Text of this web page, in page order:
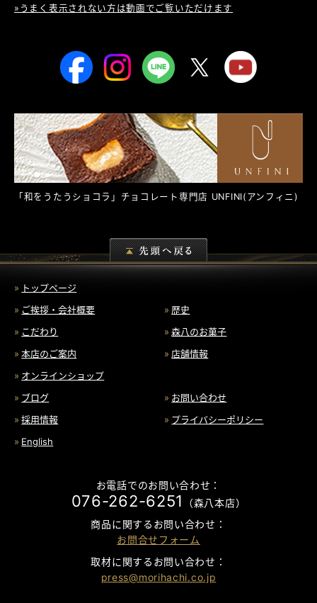
»うまく表示されない方は動画でご覧いただけます
「和をうたうショコラ」チョコレート専門店 UNFINI(アンフィニ)
トップページ
ご挨拶・会社概要
歴史
こだわり
森八のお菓子
本店のご案内
店舗情報
オンラインショップ
ブログ
お問い合わせ
採用情報
プライバシーポリシー
English
お電話でのお問い合わせ：
076-262-6251
（森八本店）
商品に関するお問い合わせ：
お問合せフォーム
取材に関するお問い合わせ：
press@morihachi.co.jp